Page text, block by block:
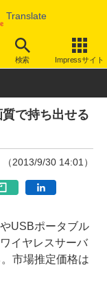
Translate
検索 Impressサイト
で持ち出せる
（2013/9/30 14:01）
USBポータブル
イヤレスサーバ
市場推定価格は